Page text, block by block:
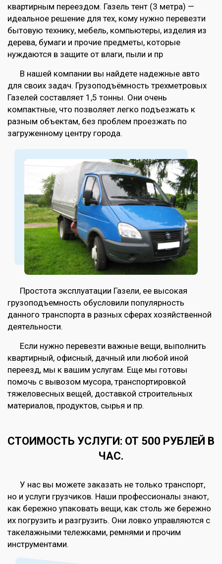
квартирным переездом. Газель тент (3 метра) —
идеальное решение для тех, кому нужно перевезти
бытовую технику, мебель, компьютеры, изделия из
дерева, бумаги и прочие предметы, которые
нуждаются в защите от влаги, пыли и пр
В нашей компании вы найдете надежные авто
для своих задач. Грузоподъёмность трехметровых
Газелей составляет 1,5 тонны. Они очень
компактные, что позволяет легко подъезжать к
разным объектам, без проблем проезжать по
загруженному центру города.
Простота эксплуатации Газели, ее высокая
грузоподъемность обусловили популярность
данного транспорта в разных сферах хозяйственной
деятельности.
Если нужно перевезти важные вещи, выполнить
квартирный, офисный, дачный или любой иной
переезд, мы к вашим услугам. Еще мы готовы
помочь с вывозом мусора, транспортировкой
тяжеловесных вещей, доставкой строительных
материалов, продуктов, сырья и пр.
СТОИМОСТЬ УСЛУГИ: ОТ 500 РУБЛЕЙ В
ЧАС.
У нас вы можете заказать не только транспорт,
но и услуги грузчиков. Наши профессионалы знают,
как бережно упаковать вещи, как столь же бережно
их погрузить и разгрузить. Они ловко управляются с
такелажными тележками, ремнями и прочим
инструментами.